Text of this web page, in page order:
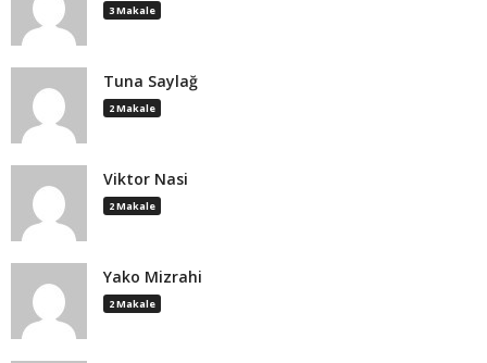
3 Makale
Tuna Saylağ
2 Makale
Viktor Nasi
2 Makale
Yako Mizrahi
2 Makale